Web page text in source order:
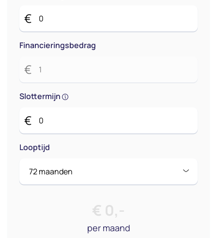
€
Financieringsbedrag
€
Slottermijn
€
Looptijd
€ 0,-
per maand